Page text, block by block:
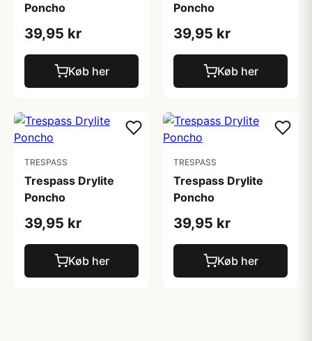
Poncho
39,95 kr
Køb her
Poncho
39,95 kr
Køb her
TRESPASS
Trespass Drylite
Poncho
39,95 kr
Køb her
TRESPASS
Trespass Drylite
Poncho
39,95 kr
Køb her